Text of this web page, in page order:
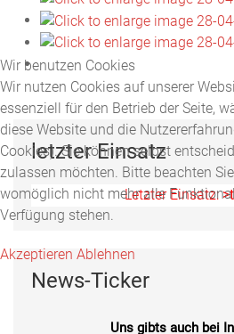
letzter Einsatz
Letzter Einsatz:
News-Ticker
Uns gibts auch bei
Wir benutzen Cookies
Wir nutzen Cookies auf unserer
essenziell für den Betrieb der Seite,
diese Website und die
Cookies). Sie können selbst
zulassen möchten. Bitte beachten
womöglich nicht mehr alle
Verfügung stehen.
Akzeptieren Ablehnen